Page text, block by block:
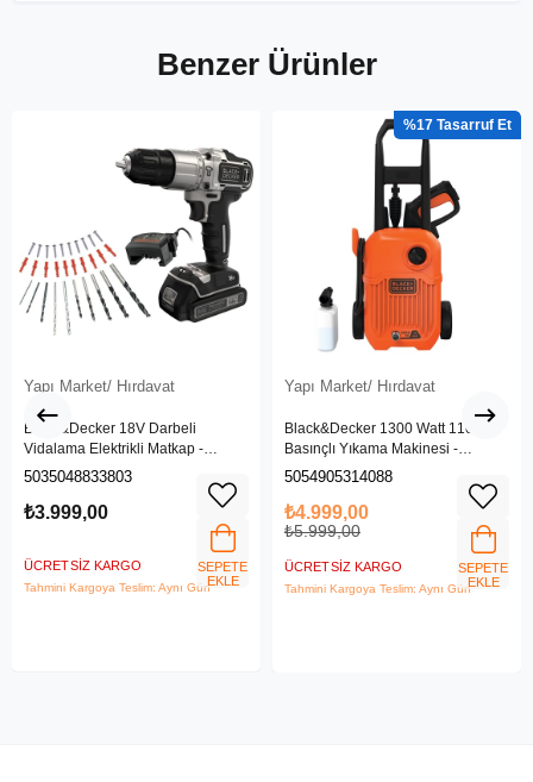
Benzer Ürünler
Yapı Market/ Hırdavat
Black&Decker 18V Darbeli
Vidalama Elektrikli Matkap -
BDCHD18SC1K-QW
5035048833803
₺3.999,00
ÜCRETSIZ KARGO
Tahmini Kargoya Teslim: Aynı Gün
SEPETE
EKLE
Yapı Market/ Hırdavat
Black&Decker 1300 Watt 110 Bar
Basınçlı Yıkama Makinesi -
(BEPW1300L-QS)
5054905314088
₺4.999,00
₺5.999,00
ÜCRETSIZ KARGO
Tahmini Kargoya Teslim: Aynı Gün
%17
SEPETE
EKLE